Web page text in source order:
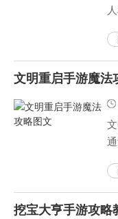
文明重启手游魔法
挖宝大亨手游攻略